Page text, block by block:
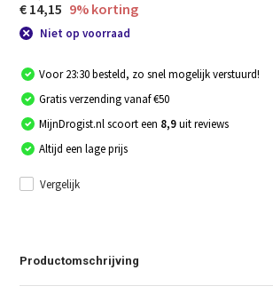
€ 14,15 9% korting
Niet op voorraad
Voor 23:30 besteld, zo snel mogelijk verstuurd!
Gratis verzending vanaf €50
MijnDrogist.nl scoort een 8,9uit reviews
Altijd een lage prijs
Vergelijk
Productomschrijving